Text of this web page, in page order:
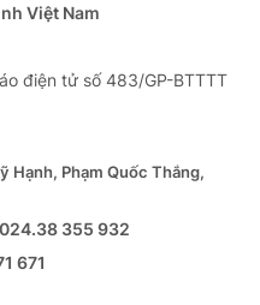
Việt Nam
điện tử số 483/GP-BTTTT
Hạnh, Phạm Quốc Thắng,
355 932
671